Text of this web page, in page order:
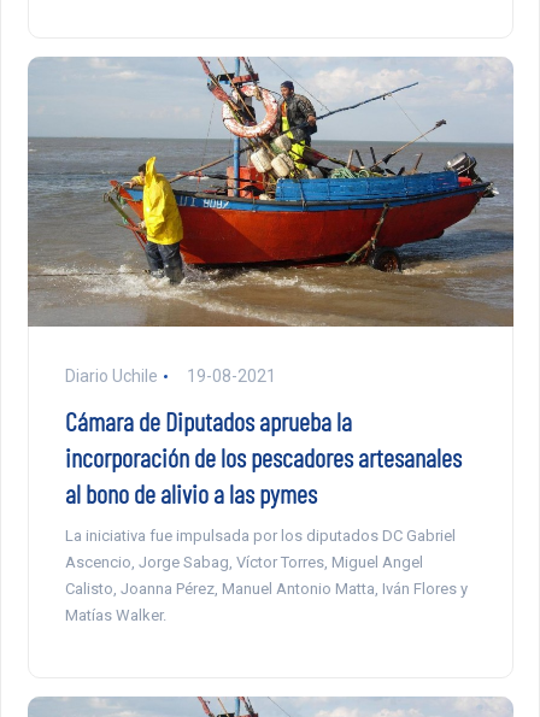
Diario Uchile 19-08-2021
Cámara de Diputados aprueba la
incorporación de los pescadores artesanales
al bono de alivio a las pymes
La iniciativa fue impulsada por los diputados DC Gabriel
Ascencio, Jorge Sabag, Víctor Torres, Miguel Angel
Calisto, Joanna Pérez, Manuel Antonio Matta, Iván Flores y
Matías Walker.